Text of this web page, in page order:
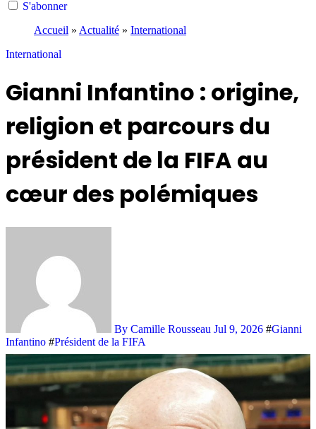
S'abonner
Accueil » Actualité » International
International
Gianni Infantino : origine,
religion et parcours du
président de la FIFA au
cœur des polémiques
By Camille Rousseau Jul 9, 2026 #Gianni
Infantino #Président de la FIFA